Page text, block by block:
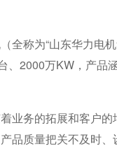
称为“山东华力电机
、2000万KW，产品
务的拓展和客户的
品质量把关不及时